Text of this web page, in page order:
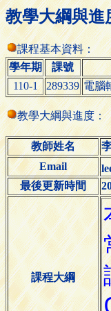
教學大綱與進
課程基本資料：
學年期
課號
110-1
289339 電腦
教學大綱與進度：
教師姓名
Email
最後更新時間
課程大綱